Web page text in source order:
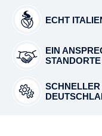
ECHT
EIN
STANDORTE